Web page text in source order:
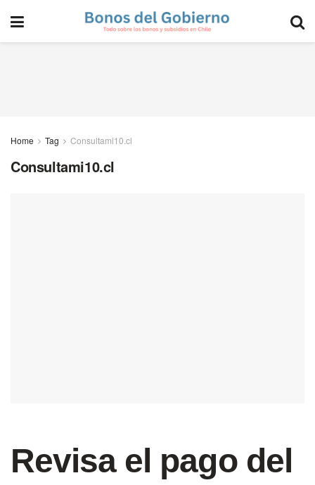
Home Tag Consultami10.cl
Consultami10.cl
Revisa el pago del